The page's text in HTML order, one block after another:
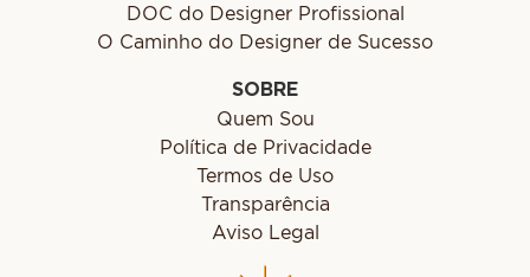
DOC do Designer Profissional
O Caminho do Designer de Sucesso
SOBRE
Quem Sou
Política de Privacidade
Termos de Uso
Transparência
Aviso Legal